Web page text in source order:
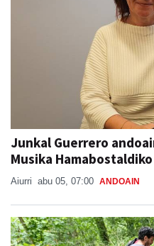
Junkal Guerrero
Musika
Aiurri abu 05, 07:00 ANDOAIN